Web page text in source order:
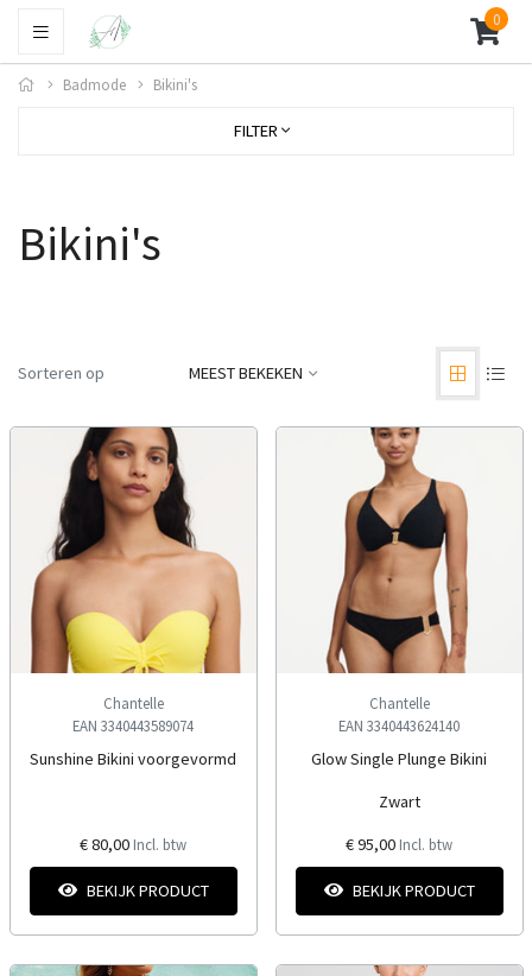
0
Badmode Bikini's
FILTER
Bikini's
Sorteren op MEEST BEKEKEN
Chantelle
EAN 3340443589074
Sunshine Bikini voorgevormd
€ 80,00 Incl. btw
BEKIJK PRODUCT
Chantelle
EAN 3340443624140
Glow Single Plunge Bikini
Zwart
€ 95,00 Incl. btw
BEKIJK PRODUCT